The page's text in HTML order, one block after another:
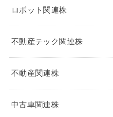
ロボット関連株
不動産テック関連株
不動産関連株
中古車関連株